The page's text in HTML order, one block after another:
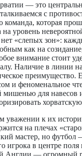
— это
с
которая
уровень
«слепых зон»:
как на
внимание стоит
Наличие в линии
преимущество.
и феноменальное
мишенью для навесов
уважении к их
на плечах
мастер, но футбол
игрока в центре поля